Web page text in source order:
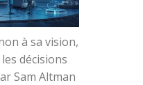
à sa vision,
décisions
Sam Altman